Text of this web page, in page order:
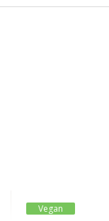
Vegan